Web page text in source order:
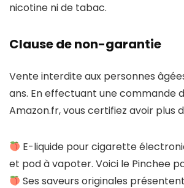
nicotine ni de tabac.
Clause de non-garantie
Vente interdite aux personnes
ans. En effectuant une commande
Amazon.fr, vous certifiez avoir plus
E-liquide pour cigarette
et pod à vapoter. Voici le Pinchee
Ses saveurs originales